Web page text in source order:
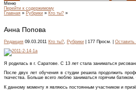
Меню
Перейти к содержимому
Главная » Рубрики » Кто ты? »
Анна Попова
Редакция 09.03.2011 Кто ты?, Рубрики | 177 Просм. | Оставить
Я родилась в г. Саратове. С 13 лет стала заниматься
После двух лет обучения в студии решила продолжить
ткачества. Больше всего люблю заниматься горячим
К данному моменту я являюсь постоянным участником и